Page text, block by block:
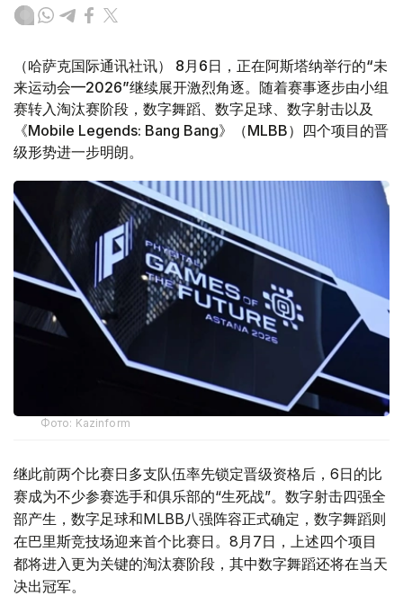
（哈萨克国际通讯社讯） 8月6日，正在阿斯塔纳举行的“未
来运动会—2026”继续展开激烈角逐。随着赛事逐步由小组
赛转入淘汰赛阶段，数字舞蹈、数字足球、数字射击以及
《Mobile Legends: Bang Bang》（MLBB）四个项目的晋
级形势进一步明朗。
Фото: Kazinform
继此前两个比赛日多支队伍率先锁定晋级资格后，6日的比
赛成为不少参赛选手和俱乐部的“生死战”。数字射击四强全
部产生，数字足球和MLBB八强阵容正式确定，数字舞蹈则
在巴里斯竞技场迎来首个比赛日。8月7日，上述四个项目
都将进入更为关键的淘汰赛阶段，其中数字舞蹈还将在当天
决出冠军。